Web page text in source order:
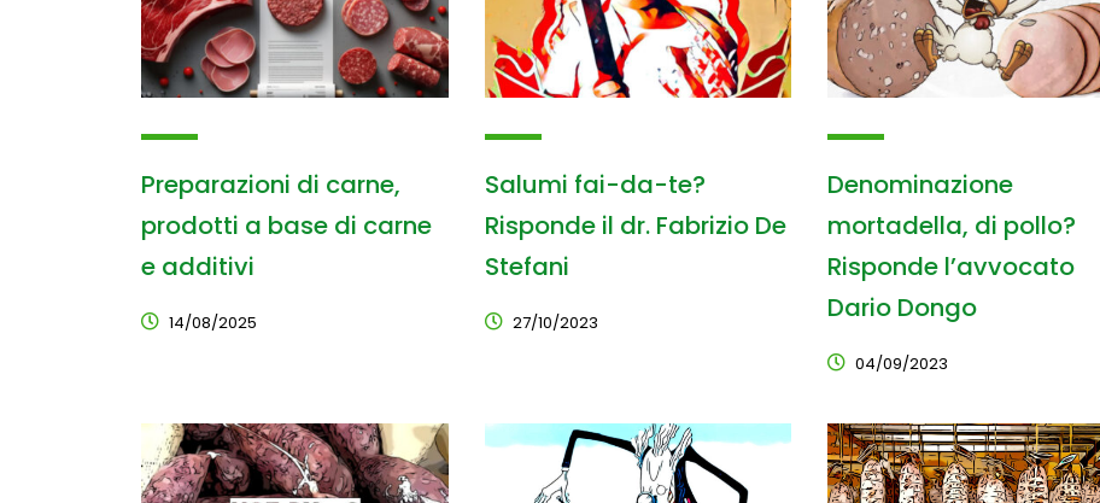
Preparazioni di carne,
prodotti a base di carne
e additivi
14/08/2025
Salumi fai-da-te?
Risponde il dr. Fabrizio De
Stefani
27/10/2023
Denominazione
mortadella, di pollo?
Risponde l’avvocato
Dario Dongo
04/09/2023